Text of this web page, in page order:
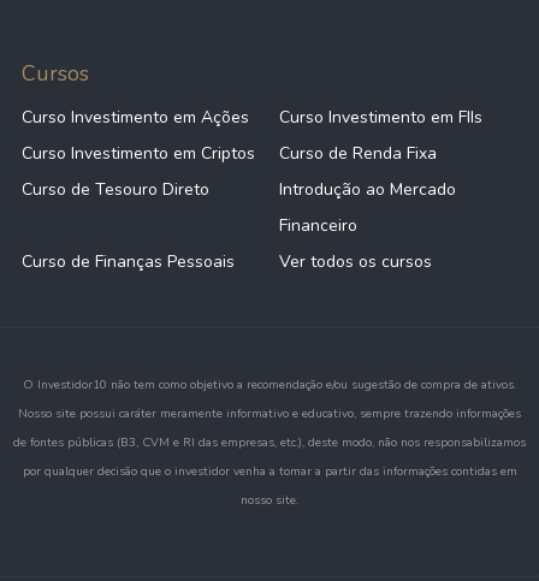
Cursos
Curso Investimento em Ações
Curso Investimento em FIIs
Curso Investimento em Criptos
Curso de Renda Fixa
Curso de Tesouro Direto
Introdução ao Mercado
Financeiro
Curso de Finanças Pessoais
Ver todos os cursos
O Investidor10 não tem como objetivo a recomendação e/ou sugestão de compra de ativos.
Nosso site possui caráter meramente informativo e educativo, sempre trazendo informações
de fontes públicas (B3, CVM e RI das empresas, etc.), deste modo, não nos responsabilizamos
por qualquer decisão que o investidor venha a tomar a partir das informações contidas em
nosso site.